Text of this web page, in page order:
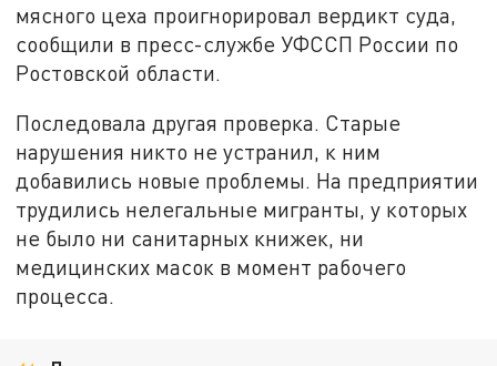
мясного цеха проигнорировал вердикт суда,
сообщили в пресс-службе УФССП России по
Ростовской области.
Последовала другая проверка. Старые
нарушения никто не устранил, к ним
добавились новые проблемы. На предприятии
трудились нелегальные мигранты, у которых
не было ни санитарных книжек, ни
медицинских масок в момент рабочего
процесса.